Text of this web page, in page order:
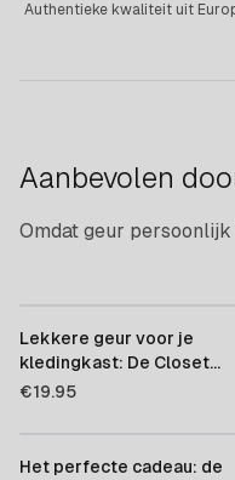
Authentieke kwaliteit uit
Aanbevolen
Omdat geur
Lekkere geur voor je
kledingkast: De Closet
Scent L29.0
€19.95
Het perfecte cadeau: de